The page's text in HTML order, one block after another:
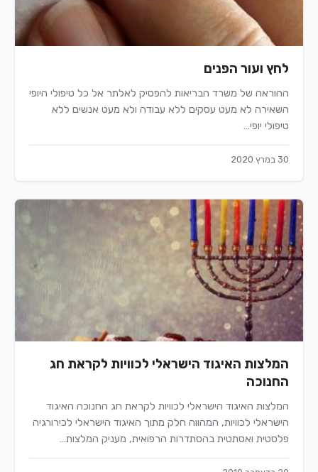
לחץ ועור הפנים
ההוראה של משרד הבריאות להפסיק לאלתר אל כל טיפולי היופי
השאירה לא מעט עסקים ללא עבודה ולא מעט אנשים ללא
טיפולי יופי…
30 במרץ 2020
המלצות האיגוד הישראלי לכוויות לקראת חג
החנוכה
המלצות האיגוד הישראלי לכוויות לקראת חג החנוכה האיגוד
הישראלי לכוויות, המהווה חלק מתוך האיגוד הישראלי לכירורגיה
פלסטית ואסתטית בהסתדרות הרפואית, מעניק המלצות…